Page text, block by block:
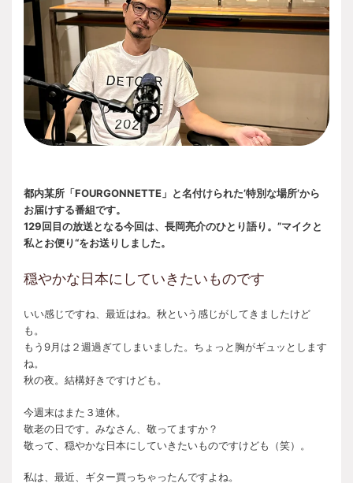
都内某所「FOURGONNETTE」と名付けられた’特別な場所’から
お届けする番組です。
129回目の放送となる今回は、長岡亮介のひとり語り。”マイクと
私とお便り“をお送りしました。
穏やかな日本にしていきたいものです
いい感じですね、最近はね。秋という感じがしてきましたけど
も。
もう9月は２週過ぎてしまいました。ちょっと胸がギュッとします
ね。
秋の夜。結構好きですけども。
今週末はまた３連休。
敬老の日です。みなさん、敬ってますか？
敬って、穏やかな日本にしていきたいものですけども（笑）。
私は、最近、ギター買っちゃったんですよね。